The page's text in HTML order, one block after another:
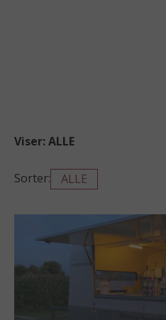
Viser:ALLE
Sorter: ALLE